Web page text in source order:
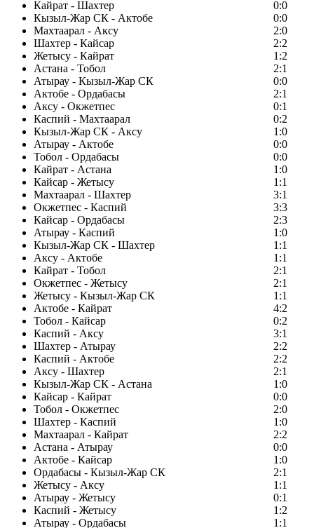
Кайрат - Шахтер
0:0
Кызыл-Жар СК - Актобе
0:0
Махтаарал - Аксу
2:0
Шахтер - Кайсар
2:2
Жетысу - Кайрат
1:2
Астана - Тобол
2:1
Атырау - Кызыл-Жар СК
0:0
Актобе - Ордабасы
2:1
Аксу - Окжетпес
0:1
Каспий - Махтаарал
0:2
Кызыл-Жар СК - Аксу
1:0
Атырау - Актобе
0:0
Тобол - Ордабасы
0:0
Кайрат - Астана
1:0
Кайсар - Жетысу
1:1
Махтаарал - Шахтер
3:1
Окжетпес - Каспий
3:3
Кайсар - Ордабасы
2:3
Атырау - Каспий
1:0
Кызыл-Жар СК - Шахтер
1:1
Аксу - Актобе
1:1
Кайрат - Тобол
2:1
Окжетпес - Жетысу
2:1
Жетысу - Кызыл-Жар СК
1:1
Актобе - Кайрат
4:2
Тобол - Кайсар
0:2
Каспий - Аксу
3:1
Шахтер - Атырау
2:2
Каспий - Актобе
2:2
Аксу - Шахтер
2:1
Кызыл-Жар СК - Астана
1:0
Кайсар - Кайрат
0:0
Тобол - Окжетпес
2:0
Шахтер - Каспий
1:0
Махтаарал - Кайрат
2:2
Астана - Атырау
0:0
Актобе - Кайсар
1:0
Ордабасы - Кызыл-Жар СК
2:1
Жетысу - Аксу
1:1
Атырау - Жетысу
0:1
Каспий - Жетысу
1:2
Атырау - Ордабасы
1:1